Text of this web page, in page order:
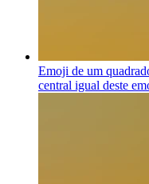
Emoji de um
central igual deste